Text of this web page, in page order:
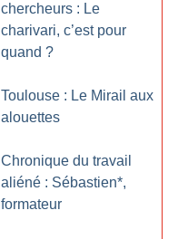
chercheurs : Le
charivari, c’est pour
quand ?
Toulouse : Le Mirail aux
alouettes
Chronique du travail
aliéné : Sébastien*,
formateur